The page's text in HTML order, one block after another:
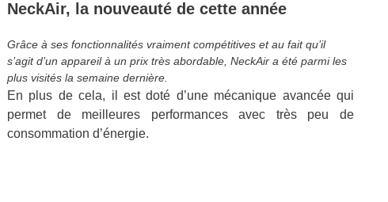
NeckAir, la nouveauté de cette année
Grâce à ses fonctionnalités vraiment compétitives et au fait qu’il
s’agit d’un appareil à un prix très abordable, NeckAir a été parmi les
plus visités la semaine dernière.
En plus de cela, il est doté d’une mécanique avancée qui
permet de meilleures performances avec très peu de
consommation d’énergie.